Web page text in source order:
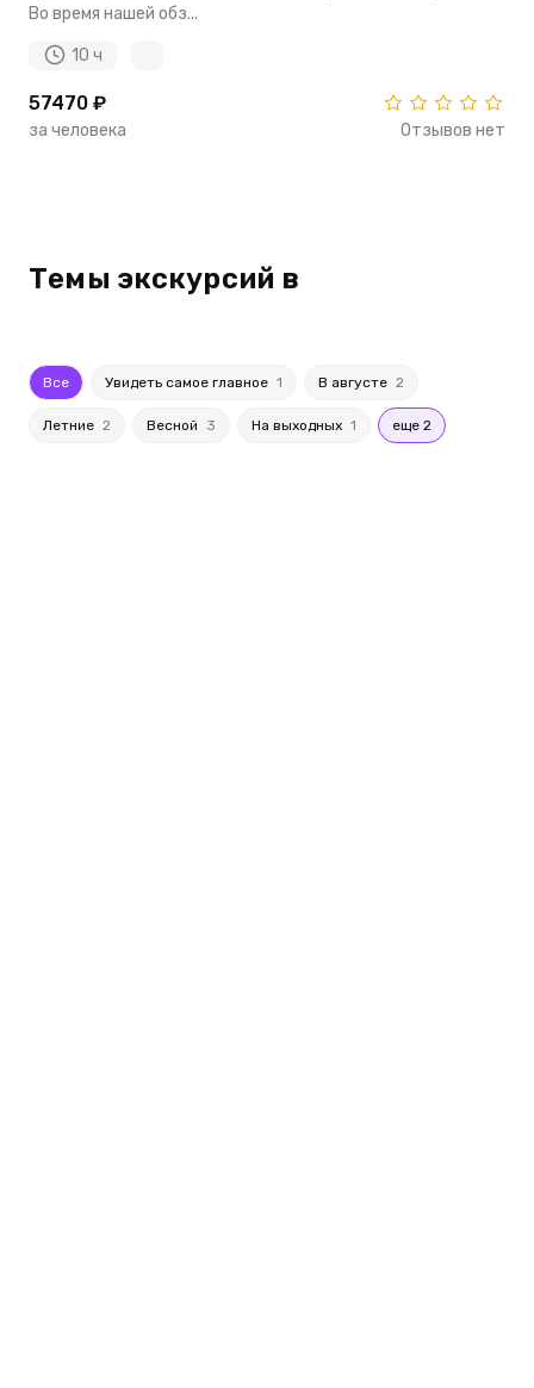
Во время нашей обз...
10 ч
57470 ₽
за человека Отзывов нет
Темы экскурсий в
Все Увидеть самое главное 1 В августе 2
Летние 2 Весной 3 На выходных 1 еще 2